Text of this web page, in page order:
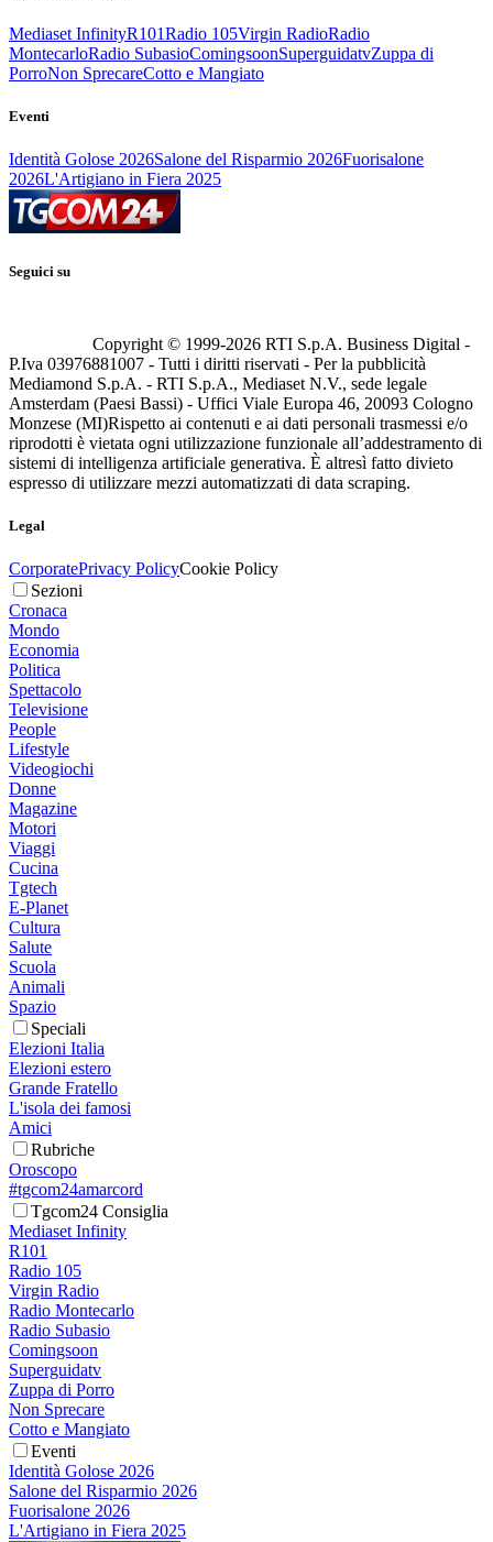
Mediaset InfinityR101Radio 105Virgin RadioRadio
MontecarloRadio SubasioComingsoonSuperguidatvZuppa di
PorroNon SprecareCotto e Mangiato
Eventi
Identità Golose 2026Salone del Risparmio 2026Fuorisalone
2026L'Artigiano in Fiera 2025
Seguici su
Copyright © 1999-2026 RTI S.p.A. Business Digital -
P.Iva 03976881007 - Tutti i diritti riservati - Per la pubblicità
Mediamond S.p.A. - RTI S.p.A., Mediaset N.V., sede legale
Amsterdam (Paesi Bassi) - Uffici Viale Europa 46, 20093 Cologno
Monzese (MI)Rispetto ai contenuti e ai dati personali trasmessi e/o
riprodotti è vietata ogni utilizzazione funzionale all’addestramento di
sistemi di intelligenza artificiale generativa. È altresì fatto divieto
espresso di utilizzare mezzi automatizzati di data scraping.
Legal
CorporatePrivacy PolicyCookie Policy
Sezioni
Cronaca
Mondo
Economia
Politica
Spettacolo
Televisione
People
Lifestyle
Videogiochi
Donne
Magazine
Motori
Viaggi
Cucina
Tgtech
E-Planet
Cultura
Salute
Scuola
Animali
Spazio
Speciali
Elezioni Italia
Elezioni estero
Grande Fratello
L'isola dei famosi
Amici
Rubriche
Oroscopo
#tgcom24amarcord
Tgcom24 Consiglia
Mediaset Infinity
R101
Radio 105
Virgin Radio
Radio Montecarlo
Radio Subasio
Comingsoon
Superguidatv
Zuppa di Porro
Non Sprecare
Cotto e Mangiato
Eventi
Identità Golose 2026
Salone del Risparmio 2026
Fuorisalone 2026
L'Artigiano in Fiera 2025